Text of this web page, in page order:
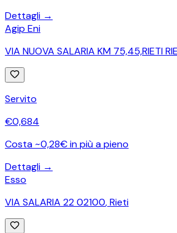
Dettagli →
Agip Eni
VIA NUOVA SALARIA KM 75,45,RIETI
Servito
€0,684
Costa ~0,28€ in più a pieno
Dettagli →
Esso
VIA SALARIA 22 02100,Rieti